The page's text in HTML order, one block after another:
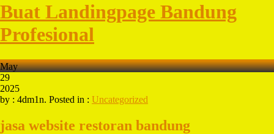
Buat Landingpage Bandung
Profesional
May
29
2025
by : 4dm1n. Posted in : Uncategorized
jasa website restoran bandung